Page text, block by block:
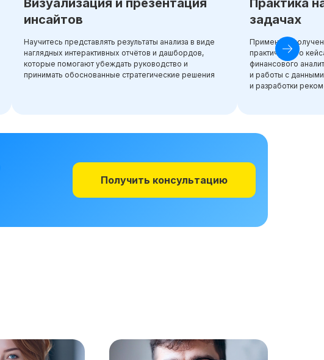
Визуализация и презентация
инсайтов
Научитесь представлять результаты анализа в виде
наглядных интерактивных отчётов и дашбордов,
которые помогают убеждать руководство и
принимать обоснованные стратегические решения
Практика
задачах
Примените
практического
финансового
и работы с
и разработки
Получить консультацию